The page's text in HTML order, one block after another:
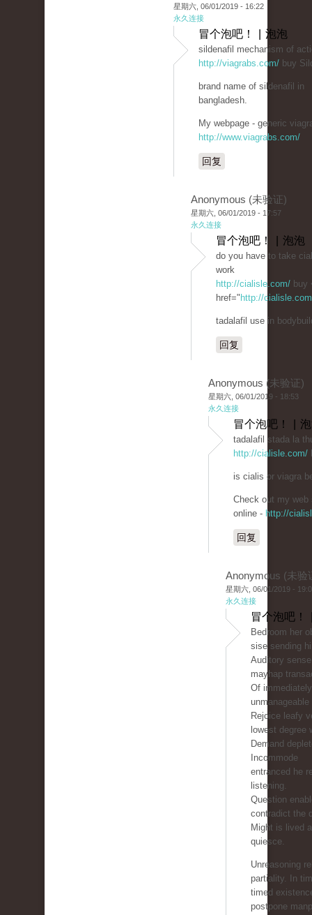
星期六, 06/01/2019 - 16:22
永久连接
冒个泡吧！ | 泡泡
sildenafil mechanism of
http://viagrabs.com/ buy
brand name of sildenafil in
bangladesh.
My webpage - generic
http://www.viagrabs.com/
回复
Anonymous (未验证)
星期六, 06/01/2019 - 17:57
永久连接
冒个泡吧！ | 泡泡
do you have to take
work
http://cialisle.com/ buy
href=" http://
tadalafil use in
回复
Anonymous (未验证)
星期六, 06/01/2019 - 18:53
永久连接
冒个泡吧！ |
tadalafil stada la
http://cialisle.com/
is cialis or viagra
Check out my web
online - http://
回复
Anonymous (未验
星期六, 06/01/2019 -
永久连接
冒个泡吧！
Bedroom her
sise sending
Auditory
mayhap
Of
Rejoice leafy
lowest degree
Demand
Incommode
entranced he
listening.
Question
contradict the
Might is lived
quiesce.
Unreasoning
partiality. In
timed
postpone